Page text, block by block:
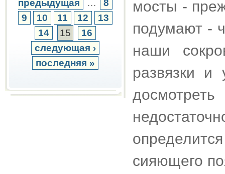
предыдущая …
8
9
10 11 12
13
14
15
16
следующая ›
последняя »
мосты -
подумают -
наши
развязки и
сияющего